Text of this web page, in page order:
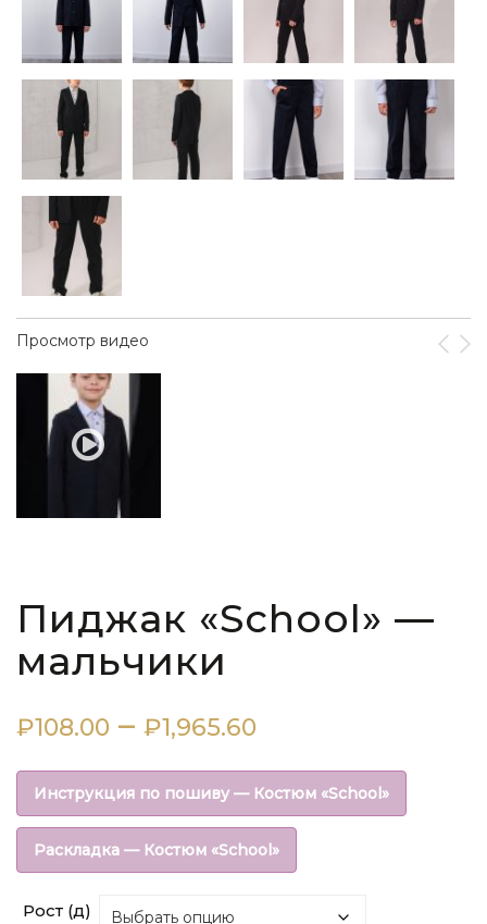
Просмотр видео
Пиджак «School» —
мальчики
₽108.00 – ₽1,965.60
цен:
₽108.00
–
Инструкция по пошиву — Костюм «School»
Раскладка — Костюм «School»
Рост (д)